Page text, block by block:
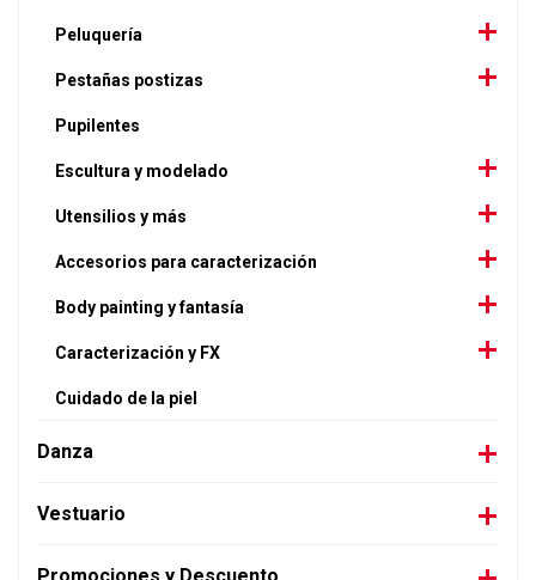
Peluquería
Pestañas postizas
Pupilentes
Escultura y modelado
Utensilios y más
Accesorios para caracterización
Body painting y fantasía
Caracterización y FX
Cuidado de la piel
Danza
Vestuario